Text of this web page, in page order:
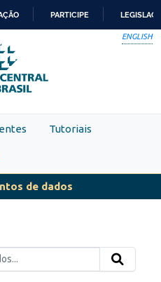
PARA
O
CONTEÚDO
PARTICIPE
ENGLISH
Tutoriais
de dados